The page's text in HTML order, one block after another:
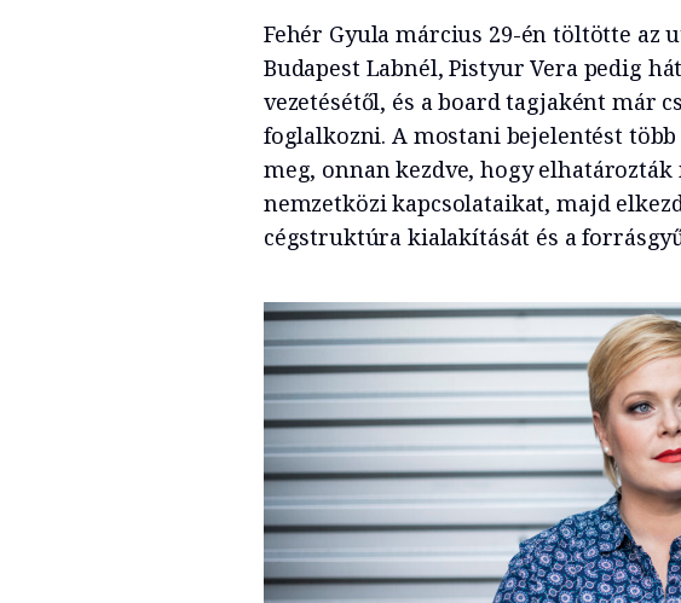
Fehér Gyula március 29-én töltötte az
Budapest Labnél, Pistyur Vera pedig
vezetésétől, és a board tagjaként már
foglalkozni. A mostani bejelentést
meg, onnan kezdve, hogy
nemzetközi kapcsolataikat, majd
cégstruktúra kialakítását és a